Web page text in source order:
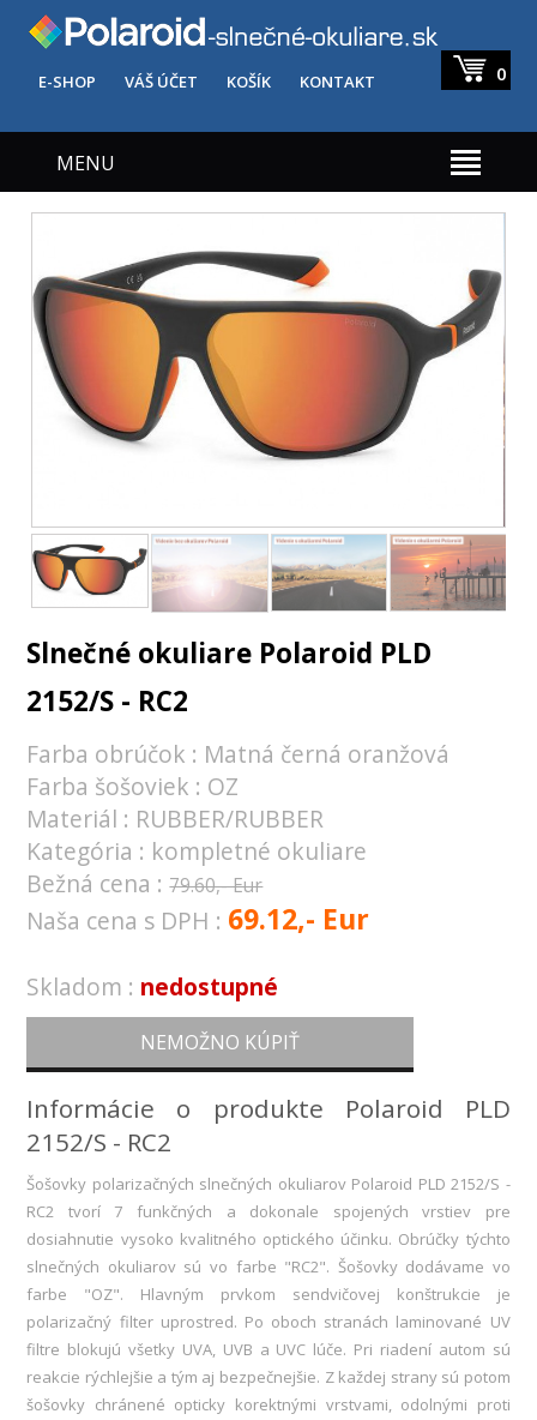
E-SHOP VÁŠ ÚČET KOŠÍK KONTAKT 0
MENU
Slnečné okuliare Polaroid PLD
2152/S - RC2
Farba obrúčok : Matná černá oranžová
Farba šošoviek : OZ
Materiál : RUBBER/RUBBER
Kategória : kompletné okuliare
Bežná cena :79.60,- Eur
Naša cena s DPH : 69.12,- Eur
Skladom : nedostupné
NEMOŽNO KÚPIŤ
Informácie o produkte Polaroid PLD
2152/S - RC2
Šošovky polarizačných slnečných okuliarov Polaroid PLD 2152/S -
RC2 tvorí 7 funkčných a dokonale spojených vrstiev pre
dosiahnutie vysoko kvalitného optického účinku. Obrúčky týchto
slnečných okuliarov sú vo farbe "RC2". Šošovky dodávame vo
farbe "OZ". Hlavným prvkom sendvičovej konštrukcie je
polarizačný filter uprostred. Po oboch stranách laminované UV
filtre blokujú všetky UVA, UVB a UVC lúče. Pri riadení autom sú
reakcie rýchlejšie a tým aj bezpečnejšie. Z každej strany sú potom
šošovky chránené opticky korektnými vrstvami, odolnými proti